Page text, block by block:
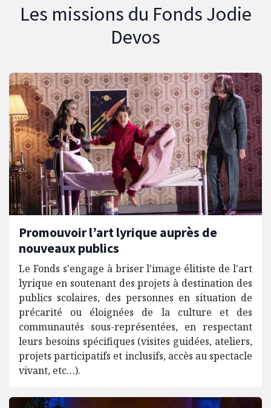
Les missions du Fonds Jodie
Devos
Promouvoir l’art lyrique auprès de
nouveaux publics
Le Fonds s'engage à briser l'image élitiste de l'art
lyrique en soutenant des projets à destination des
publics scolaires, des personnes en situation de
précarité ou éloignées de la culture et des
communautés sous-représentées, en respectant
leurs besoins spécifiques (visites guidées, ateliers,
projets participatifs et inclusifs, accès au spectacle
vivant, etc…).